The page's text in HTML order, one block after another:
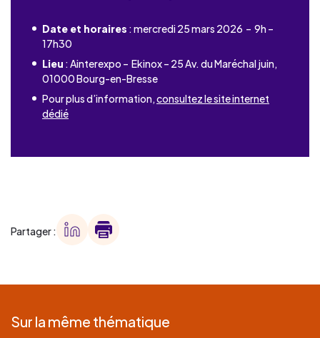
Date et horaires : mercredi 25 mars 2026 – 9h –
17h30
Lieu : Ainterexpo – Ekinox – 25 Av. du Maréchal juin,
01000 Bourg-en-Bresse
Pour plus d’information,consultez le site internet
dédié
Partager :
Sur la même thématique